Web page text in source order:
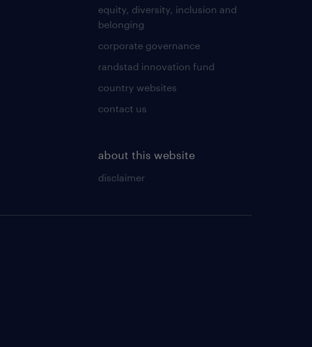
equity, diversity, inclusion and
belonging
corporate governance
randstad innovation fund
country websites
contact us
about this website
disclaimer